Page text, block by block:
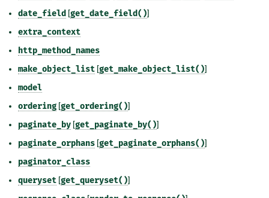
date_field [get_date_field()]
extra_context
http_method_names
make_object_list [get_make_object_list()]
model
ordering [get_ordering()]
paginate_by [get_paginate_by()]
paginate_orphans [get_paginate_orphans()]
paginator_class
queryset [get_queryset()]